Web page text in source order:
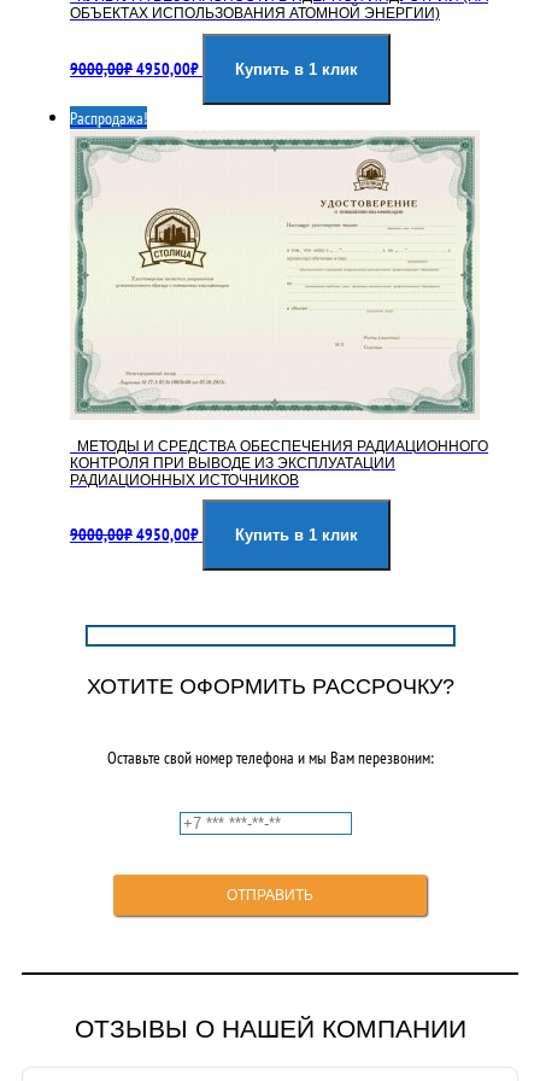
ОБЪЕКТАХ ИСПОЛЬЗОВАНИЯ АТОМНОЙ ЭНЕРГИИ)
9000,00₽цена
9000,00₽.
4950,00₽цена:
Купить в 1 клик
Распродажа!
МЕТОДЫ И СРЕДСТВА ОБЕСПЕЧЕНИЯ РАДИАЦИОННОГО
КОНТРОЛЯ ПРИ ВЫВОДЕ ИЗ ЭКСПЛУАТАЦИИ
РАДИАЦИОННЫХ ИСТОЧНИКОВ
9000,00₽цена
4950,00₽цена:
Купить в 1 клик
ХОТИТЕ ОФОРМИТЬ РАССРОЧКУ?
Оставьте свой номер телефона и мы Вам перезвоним:
ОТЗЫВЫ О НАШЕЙ КОМПАНИИ